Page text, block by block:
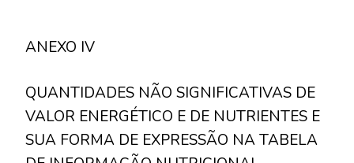
ANEXO IV
QUANTIDADES NÃO SIGNIFICATIVAS DE
VALOR ENERGÉTICO E DE NUTRIENTES E
SUA FORMA DE EXPRESSÃO NA TABELA